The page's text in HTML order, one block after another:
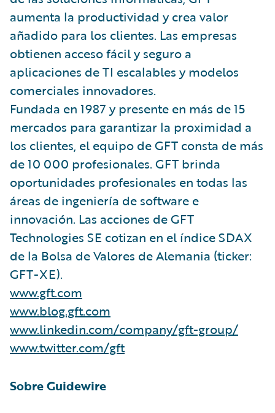
aumenta la productividad y crea valor
añadido para los clientes. Las empresas
obtienen acceso fácil y seguro a
aplicaciones de TI escalables y modelos
comerciales innovadores.
Fundada en 1987 y presente en más de 15
mercados para garantizar la proximidad a
los clientes, el equipo de GFT consta de más
de 10 000 profesionales. GFT brinda
oportunidades profesionales en todas las
áreas de ingeniería de software e
innovación. Las acciones de GFT
Technologies SE cotizan en el índice SDAX
de la Bolsa de Valores de Alemania (ticker:
GFT-XE).
www.gft.com
www.blog.gft.com
www.linkedin.com/company/gft-group/
www.twitter.com/gft
Sobre Guidewire